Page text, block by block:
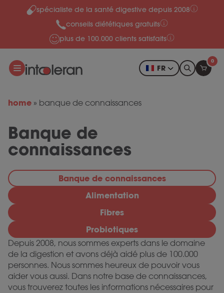
Skip to content
spécialiste de la santé digestive depuis 2008
conseils diététiques gratuits
plus de 100.000 clients satisfaits
FR
0
home » banque de connaissances
Banque de
connaissances
Banque de connaissances
Alimentation
Fibres
Probiotiques
Depuis 2008, nous sommes experts dans le domaine
de la digestion et avons déjà aidé plus de 100.000
personnes. Nous sommes heureux de pouvoir vous
aider vous aussi. Dans notre base de connaissances,
vous trouverez toutes les informations nécessaires pour